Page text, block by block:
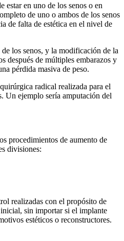
estar en uno de los senos o en
de uno o ambos de los senos
de falta de estética en el nivel de
los senos, y la modificación de la
después de múltiples embarazos y
pérdida masiva de peso.
radical realizada para el
Un ejemplo sería amputación del
procedimientos de aumento de
divisiones:
realizadas con el propósito de
sin importar si el implante
estéticos o reconstructores.